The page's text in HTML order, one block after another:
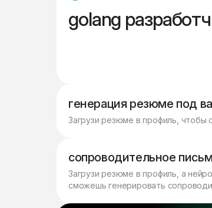
golang
генерация резюме под
Загрузи резюме в профиль, чтобы
сопроводительное
Загрузи резюме в профиль, а
сможешь генерировать